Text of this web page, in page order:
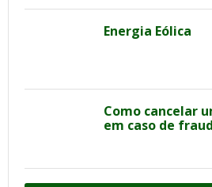
Energia Eólica
Como cancelar
em caso de